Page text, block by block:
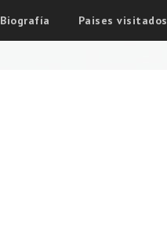
Biografía Paises visitados